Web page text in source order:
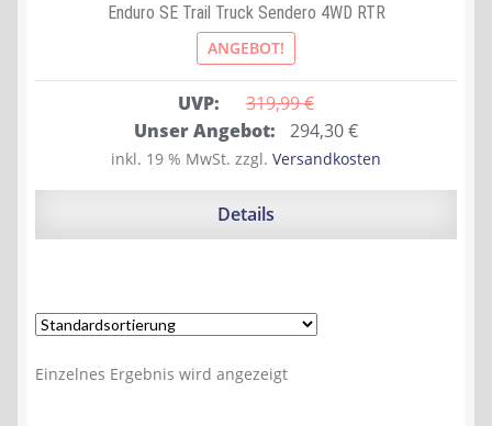
Enduro SE Trail Truck Sendero 4WD RTR
ANGEBOT!
UVP: 319,99 €
Ursprünglicher
Preis
war:
Unser Angebot: 294,30€Aktueller
Preis
ist:
inkl. 19 % MwSt. zzgl. Versandkosten
Details
Einzelnes Ergebnis wird angezeigt